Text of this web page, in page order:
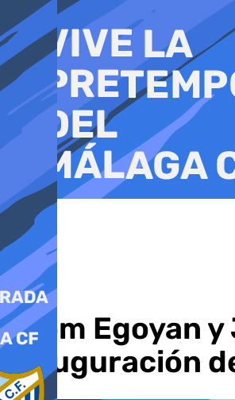
al
contenido
Atom Egoyan
inauguración